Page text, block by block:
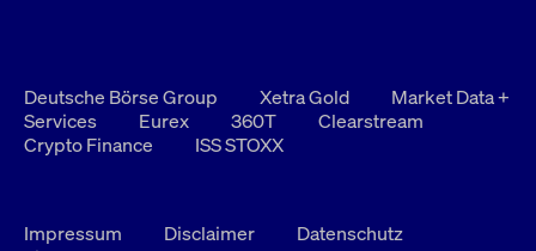
Deutsche Börse Group Xetra Gold
Market Data +
Services
Eurex 360T
Clearstream
Crypto Finance
ISS STOXX
Impressum Disclaimer
Datenschutz